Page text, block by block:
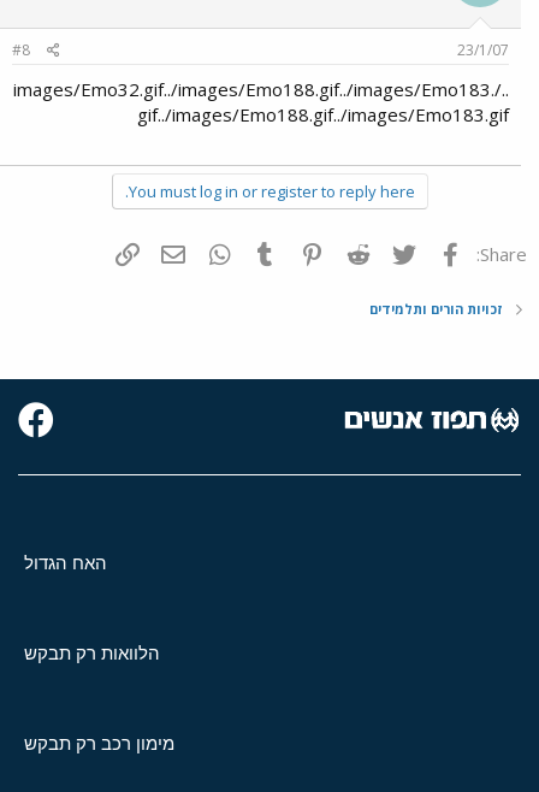
23/1/07
#8
../images/Emo32.gif../images/Emo188.gif../images/Emo183.
gif../images/Emo188.gif../images/Emo183.gif
You must log in or register to reply here.
Share: פייסבוק Twitter
Reddit
Pinterest
Tumblr
WhatsAppדואר אלקטרוני
זכויות הורים ותלמידים
האח הגדול
הלוואות רק תבקש
מימון רכב רק תבקש